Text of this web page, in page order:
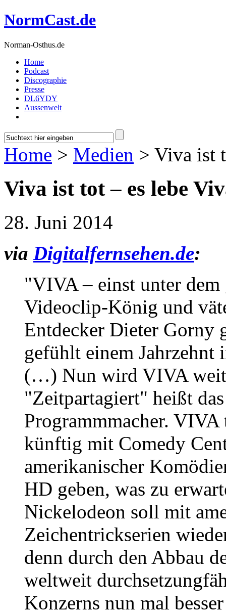
NormCast.de
Norman-Osthus.de
Home
Podcast
Discographie
Presse
DL6YDY
Aussenwelt
Home > Medien > Viva ist
Viva ist tot – es lebe
28. Juni 2014
via Digitalfernsehen.de:
"VIVA – einst unter dem
Videoclip-König und
Entdecker Dieter Gorny
gefühlt einem Jahrzehnt
(…) Nun wird VIVA
"Zeitpartagiert" heißt
Programmmacher.
künftig mit Comedy
amerikanischer
HD geben, was zu
Nickelodeon soll mit
Zeichentrickserien
denn durch den Abbau
weltweit
Konzerns nun mal